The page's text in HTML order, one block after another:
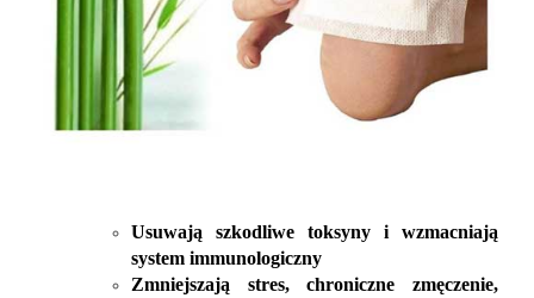
Usuwają szkodliwe toksyny i wzmacniają
system immunologiczny
Zmniejszają stres, chroniczne zmęczenie,